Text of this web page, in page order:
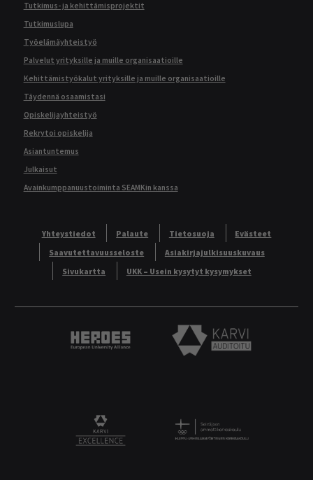
Tutkimus- ja kehittämisprojektit
Tutkimuslupa
Työelämäyhteistyö
Palvelut yrityksille ja muille organisaatioille
Kehittämistyökalut yrityksille ja muille organisaatioille
Täydennä osaamistasi
Opiskelijayhteistyö
Rekrytoi opiskelija
Asiantuntemus
Julkaisut
Avainkumppanuustoiminta SEAMKin kanssa
Yhteystiedot Palaute Tietosuoja
Evästeet
Saavutettavuusseloste
Asiakirjajulkisuuskuvaus
Sivukartta
UKK – Usein kysytyt kysymykset
Heroes European University Alliance logo
Karvi Auditoitu logo
KARVI Excellence logo.Logo